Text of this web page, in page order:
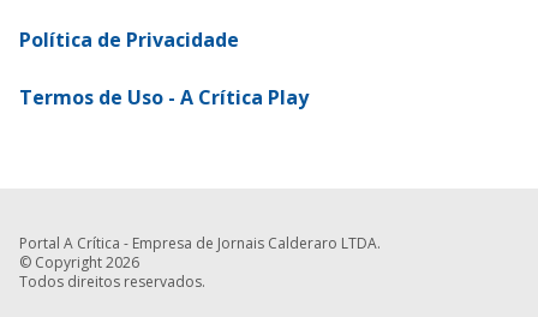
Política de Privacidade
Termos de Uso - A Crítica Play
Portal A Crítica - Empresa de Jornais Calderaro LTDA.
© Copyright 2026
Todos direitos reservados.